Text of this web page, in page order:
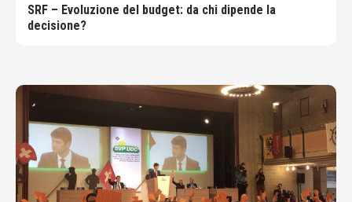
SRF – Evoluzione del budget: da chi dipende la
decisione?